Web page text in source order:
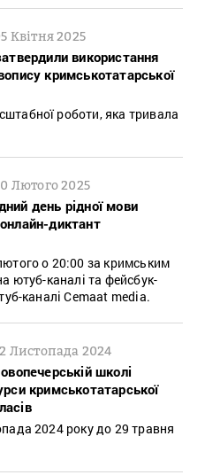
Квітня 2025
використання
кримськотатарської
роботи, яка тривала
Лютого 2025
день рідної мови
диктант
о 20:00 за кримським
ютуб-каналі та фейсбук-
каналі Cemaat media.
Листопада 2024
школі
кримськотатарської
2024 року до 29 травня